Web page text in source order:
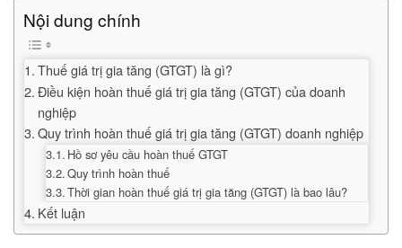
Nội dung chính
Thuế giá trị gia tăng (GTGT) là gì?
Điều kiện hoàn thuế giá trị gia tăng (GTGT) của doanh
nghiệp
Quy trình hoàn thuế giá trị gia tăng (GTGT) doanh nghiệp
Hồ sơ yêu cầu hoàn thuế GTGT
Quy trình hoàn thuế
Thời gian hoàn thuế giá trị gia tăng (GTGT) là bao lâu?
Kết luận